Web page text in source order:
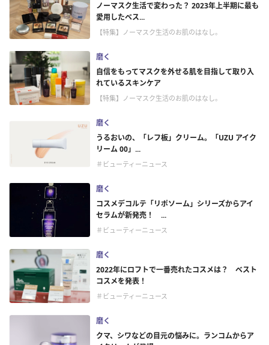
ノーマスク生活で変わった？ 2023年上半期に最も
愛用したベス...
【特集】ノーマスク生活のお肌のはなし。
磨く
自信をもってマスクを外せる肌を目指して取り入
れているスキンケア
【特集】ノーマスク生活のお肌のはなし。
磨く
うるおいの、「レフ板」クリーム。「UZU アイク
リーム 00」...
＃ビューティーニュース
磨く
コスメデコルテ「リポソーム」シリーズからアイ
セラムが新発売！ ...
＃ビューティーニュース
磨く
2022年にロフトで一番売れたコスメは？ ベスト
コスメを発表！
＃ビューティーニュース
磨く
クマ、シワなどの目元の悩みに。ランコムからア